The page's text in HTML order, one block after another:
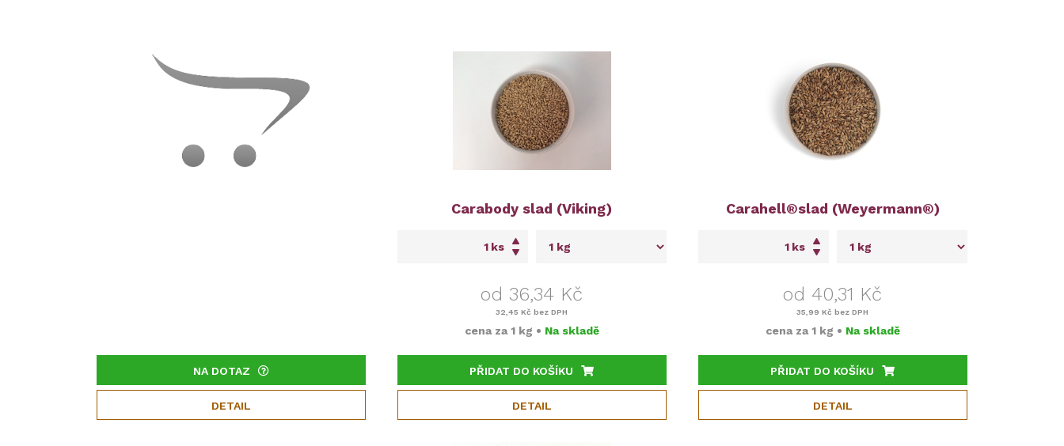
NA DOTAZ
DETAIL
Carabody slad (Viking)
ks
od 36,34 Kč
32,45 Kč bez DPH
cena za 1 kg • Na skladě
PŘIDAT DO KOŠÍKU
DETAIL
Carahell®slad (Weyermann®)
ks
od 40,31 Kč
35,99 Kč bez DPH
cena za 1 kg • Na skladě
PŘIDAT DO KOŠÍKU
DETAIL